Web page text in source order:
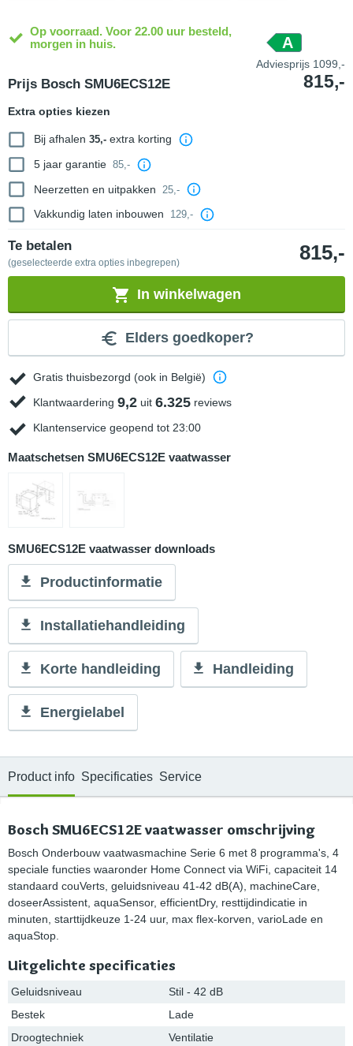
Op voorraad. Voor 22.00 uur besteld,
morgen in huis.
A
Prijs Bosch SMU6ECS12E
Adviesprijs 1099,-
815,-
Extra opties kiezen
Bij afhalen 35,-extra korting
5 jaar garantie 85,-
Neerzetten en uitpakken 25,-
Vakkundig laten inbouwen 129,-
Te betalen
(geselecteerde extra opties inbegrepen) 815,-
In winkelwagen
Elders goedkoper?
Gratis thuisbezorgd (ook in België)
Klantwaardering 9,2 uit 6.325 reviews
Klantenservice geopend tot 23:00
Maatschetsen SMU6ECS12E vaatwasser
SMU6ECS12E vaatwasser downloads
Productinformatie
Installatiehandleiding
Korte handleiding Handleiding
Energielabel
Product info Specificaties Service
Bosch SMU6ECS12E vaatwasser omschrijving
Bosch Onderbouw vaatwasmachine Serie 6 met 8 programma's, 4
speciale functies waaronder Home Connect via WiFi, capaciteit 14
standaard couVerts, geluidsniveau 41-42 dB(A), machineCare,
doseerAssistent, aquaSensor, efficientDry, resttijdindicatie in
minuten, starttijdkeuze 1-24 uur, max flex-korven, varioLade en
aquaStop.
Uitgelichte specificaties
Geluidsniveau
Stil - 42 dB
Bestek
Lade
Droogtechniek
Ventilatie